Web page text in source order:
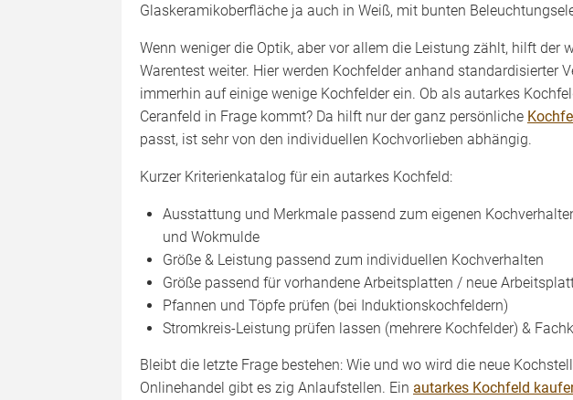
Glaskeramikoberfläche ja auch in Weiß, mit bunten
Wenn weniger die Optik, aber vor allem die Leistung zählt, hilft der
Warentest weiter. Hier werden Kochfelder anhand standardisierter
immerhin auf einige wenige Kochfelder ein. Ob als autarkes
Ceranfeld in Frage kommt? Da hilft nur der ganz persönliche
passt, ist sehr von den individuellen Kochvorlieben abhängig.
Kurzer Kriterienkatalog für ein autarkes Kochfeld:
Ausstattung und Merkmale passend zum eigenen
und Wokmulde
Größe & Leistung passend zum individuellen Kochverhalten
Größe passend für vorhandene Arbeitsplatten / neue
Pfannen und Töpfe prüfen (bei Induktionskochfeldern)
Stromkreis-Leistung prüfen lassen (mehrere Kochfelder) &
Bleibt die letzte Frage bestehen: Wie und wo wird die neue
Onlinehandel gibt es zig Anlaufstellen. Ein autarkes Kochfeld